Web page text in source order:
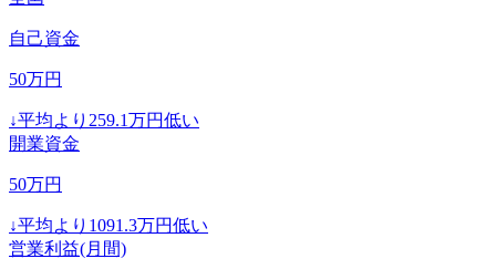
自己資金
50万円
↓平均より 259.1万円低い
開業資金
50万円
↓平均より 1091.3万円低い
営業利益(月間)